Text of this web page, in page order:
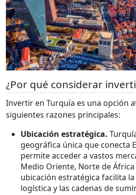
¿Por qué considerar
Invertir en Turquía es una opción
siguientes razones principales:
Ubicación estratégica.
geográfica única que conecta
permite acceder a vastos
Medio Oriente, Norte de África
ubicación estratégica facilita
logística y las cadenas de